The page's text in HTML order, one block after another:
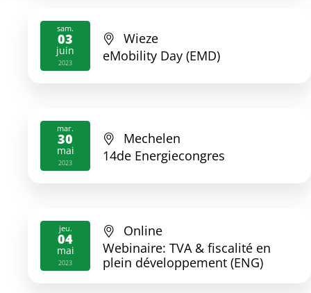
sam.
03
juin
2023
Wieze
eMobility Day (EMD)
mar.
30
mai
2023
Mechelen
14de Energiecongres
jeu.
04
mai
2023
Online
Webinaire: TVA & fiscalité en
plein développement (ENG)